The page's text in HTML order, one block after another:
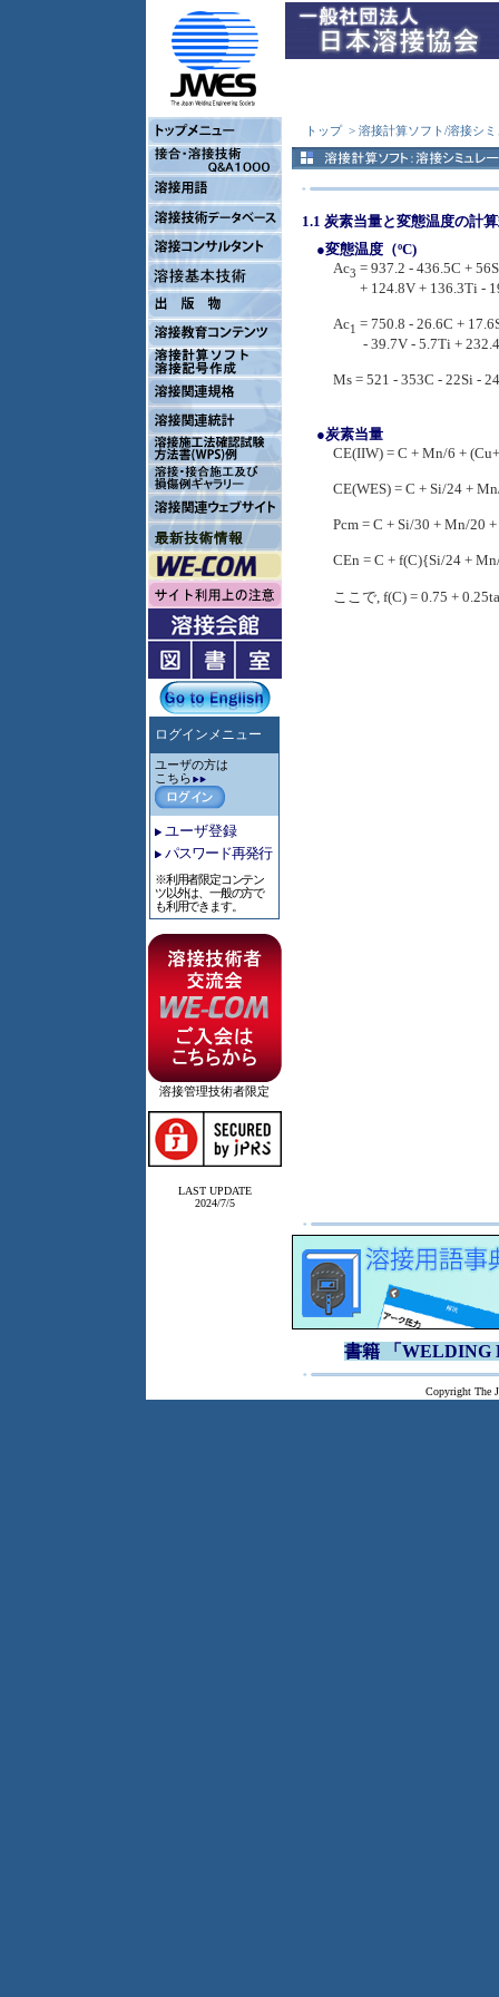
ログインメニュー
ユーザの方は
こちら
ユーザ登録
パスワード再発行
※利用者限定コンテン
ツ以外は、一般の方で
も利用できます。
溶接管理技術者限定
LAST UPDATE
2024/7/5
トップ > 溶接計算ソフト/溶接シ
1.1 炭素当量と変態温度の計
●変態温度（ºC)
Ac3 = 937.2 - 436.5C +
+ 124.8V + 136.3Ti -
Ac1 = 750.8 - 26.6C +
- 39.7V - 5.7Ti +
Ms = 521 - 353C - 22Si -
●炭素当量
CE(IIW) = C + Mn/6 +
CE(WES) = C + Si/24 +
Pcm = C + Si/30 + Mn/20
CEn = C + f(C){Si/24 +
ここで, f(C) = 0.75 +
書籍 「WELDING
Copyright The